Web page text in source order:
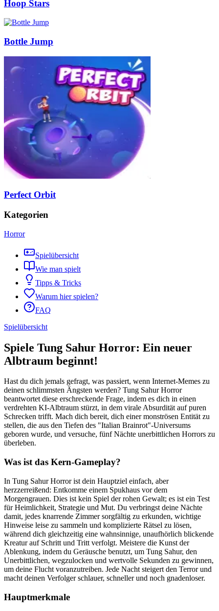
Hoop Stars
Bottle Jump
Perfect Orbit
Kategorien
Horror
Spielübersicht
Wie man spielt
Tipps & Tricks
Warum hier spielen?
FAQ
Spielübersicht
Spiele Tung Sahur Horror: Ein neuer
Albtraum beginnt!
Hast du dich jemals gefragt, was passiert, wenn Internet-Memes zu
deinen schlimmsten Ängsten werden? Tung Sahur Horror
beantwortet diese erschreckende Frage, indem es dich in einen
verdrehten KI-Albtraum stürzt, in dem virale Absurdität auf puren
Schrecken trifft. Mach dich bereit, dich einer monströsen Entität zu
stellen, die aus den Tiefen des "Italian Brainrot"-Universums
geboren wurde, und versuche, fünf Nächte unerbittlichen Horrors zu
überleben.
Was ist das Kern-Gameplay?
In Tung Sahur Horror ist dein Hauptziel einfach, aber
herzzerreißend: Entkomme einem Spukhaus vor dem
Morgengrauen. Dies ist kein Spiel der rohen Gewalt; es ist ein Test
für Heimlichkeit, Strategie und Mut. Du verbringst deine Nächte
damit, jedes knarrende Zimmer sorgfältig zu erkunden, wichtige
Hinweise leise zu sammeln und komplizierte Rätsel zu lösen,
während dich gleichzeitig eine wahnsinnige, unaufhörlich blickende
Kreatur auf Schritt und Tritt verfolgt. Meistere die Kunst der
Ablenkung, indem du Geräusche benutzt, um Tung Sahur, den
Unerbittlichen, wegzulocken und wertvolle Sekunden zu gewinnen,
um deine Flucht voranzutreiben. Jede Nacht steigert den Terror und
macht deinen Verfolger schlauer, schneller und noch gnadenloser.
Hauptmerkmale